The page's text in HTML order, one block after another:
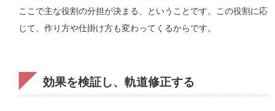
ここで主な役割の分担が決まる、ということです。この役割に応
じて、作り方や仕掛け方も変わってくるからです。
効果を検証し、軌道修正する